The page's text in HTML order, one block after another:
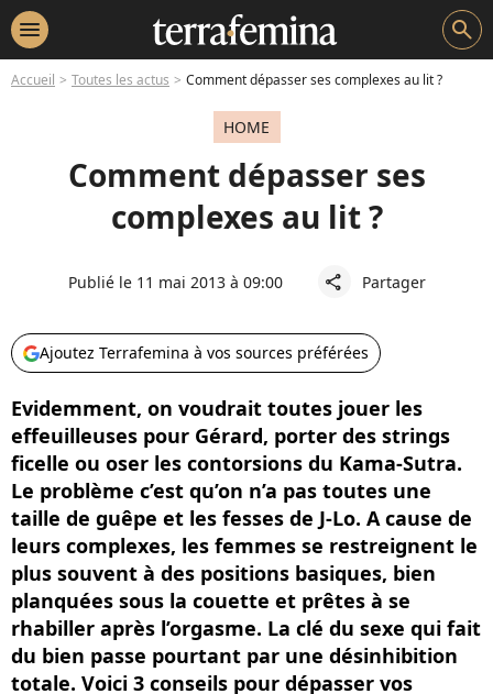
menu search
Accueil Toutes les actus Comment dépasser ses complexes au lit ?
HOME
Comment dépasser ses
complexes au lit ?
Publié le 11 mai 2013 à 09:00 share Partager
Ajoutez Terrafemina à vos sources préférées
Evidemment, on voudrait toutes jouer les
effeuilleuses pour Gérard, porter des strings
ficelle ou oser les contorsions du Kama-Sutra.
Le problème c’est qu’on n’a pas toutes une
taille de guêpe et les fesses de J-Lo. A cause de
leurs complexes, les femmes se restreignent le
plus souvent à des positions basiques, bien
planquées sous la couette et prêtes à se
rhabiller après l’orgasme. La clé du sexe qui fait
du bien passe pourtant par une désinhibition
totale. Voici 3 conseils pour dépasser vos